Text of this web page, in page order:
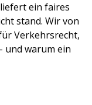
ein faires
stand. Wir von
Verkehrsrecht,
und warum ein